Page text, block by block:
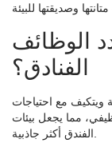
الوظائف
الفنادق؟
ويتكيف مع احتياجات
مما يجعل بيئات